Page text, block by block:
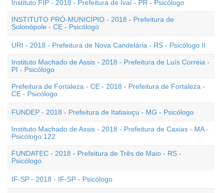
Instituto FIP - 2018 - Prefeitura de Ivaí - PR - Psicólogo
INSTITUTO PRÓ-MUNICÍPIO - 2018 - Prefeitura de
Solonópole - CE - Psicólogo
URI - 2018 - Prefeitura de Nova Candelária - RS - Psicólogo II
Instituto Machado de Assis - 2018 - Prefeitura de Luís Correia -
PI - Psicólogo
Prefeitura de Fortaleza - CE - 2018 - Prefeitura de Fortaleza -
CE - Psicólogo
FUNDEP - 2018 - Prefeitura de Itatiaiuçu - MG - Psicólogo
Instituto Machado de Assis - 2018 - Prefeitura de Caxias - MA -
Psicólogo 122
FUNDATEC - 2018 - Prefeitura de Três de Maio - RS -
Psicólogo
IF-SP - 2018 - IF-SP - Psicólogo